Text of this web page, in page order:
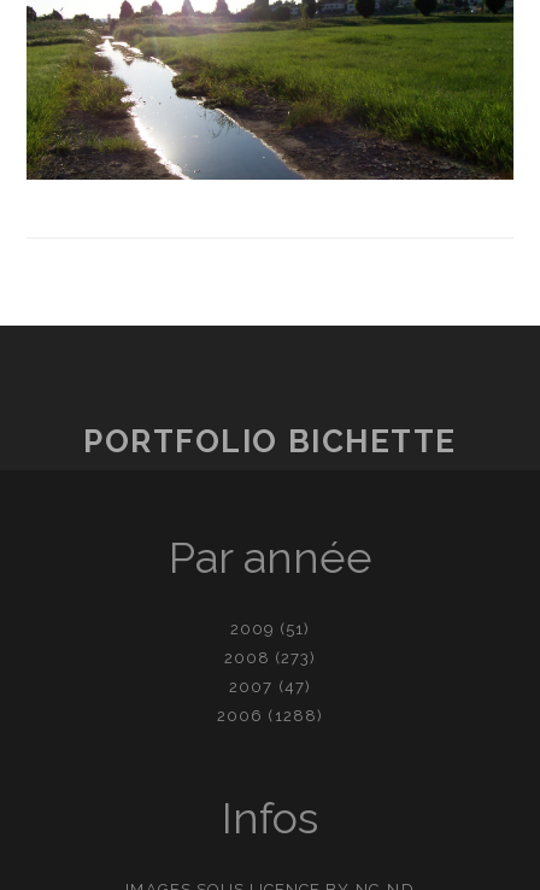
PORTFOLIO BICHETTE
Par année
2009 (51)
2008 (273)
2007 (47)
2006 (1288)
Infos